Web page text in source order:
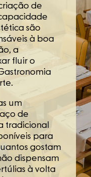
de
são
à boa
a
fluir o
um
de
tradicional
para
gostam
dispensam
à volta
chef